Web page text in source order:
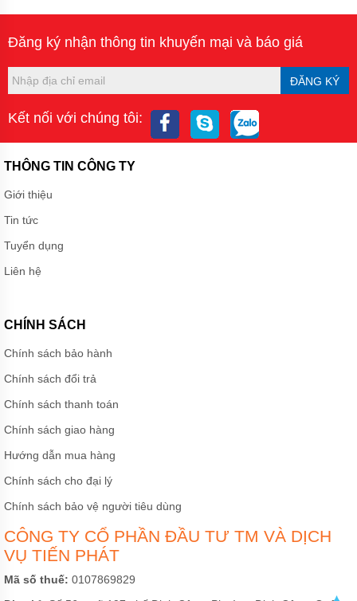
CÂY
THIỆU
CHÍNH
SÁCH
ĐẠI
TỨC
TRA
CỨU
TUYỂN
HỆ
Đăng ký nhận thông tin khuyến mại và báo giá
ĐĂNG KÝ
Kết nối với chúng tôi:
THÔNG TIN CÔNG TY
Giới thiệu
Tin tức
Tuyển dụng
Liên hệ
CHÍNH SÁCH
Chính sách bảo hành
Chính sách đổi trả
Chính sách thanh toán
Chính sách giao hàng
Hướng dẫn mua hàng
Chính sách cho đại lý
Chính sách bảo vệ người tiêu dùng
CÔNG TY CỔ PHẦN ĐẦU TƯ TM VÀ DỊCH
VỤ TIẾN PHÁT
Mã số thuế: 0107869829